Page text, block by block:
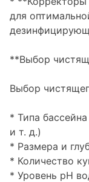
для
**Выбор
Выбор
* Типа
и т. д.)
* Размера и
* Количество
* Уровень pH